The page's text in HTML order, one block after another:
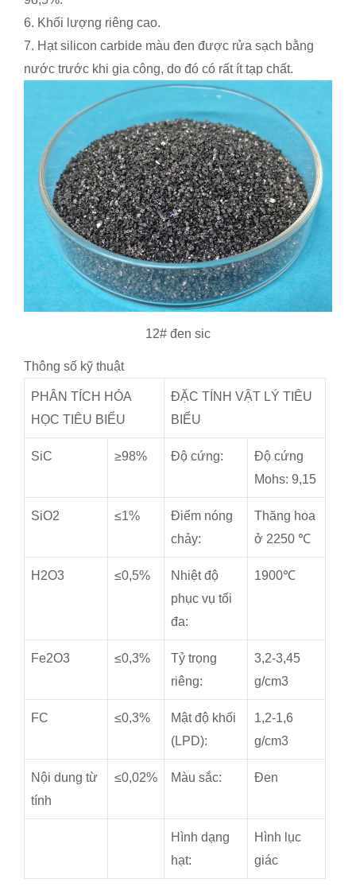
6. Khối lượng riêng cao.
7. Hạt silicon carbide màu đen được rửa sạch bằng
nước trước khi gia công, do đó có rất ít tạp chất.
12# đen sic
Thông số kỹ thuật
PHÂN TÍCH HÓA
HỌC TIÊU BIỂU
ĐẶC TÍNH VẬT LÝ TIÊU
BIỂU
SiC ≥98% Độ cứng:
Độ cứng
Mohs: 9,15
SiO2 ≤1%
Điểm nóng
chảy:
Thăng hoa
ở 2250 ℃
H2O3 ≤0,5%
Nhiệt độ
phục vụ tối
đa:
1900℃
Fe2O3 ≤0,3%
Tỷ trọng
riêng:
3,2-3,45
g/cm3
FC ≤0,3%
Mật độ khối
(LPD):
1,2-1,6
g/cm3
Nội dung từ
tính
≤0,02% Màu sắc: Đen
Hình dạng
hạt:
Hình lục
giác